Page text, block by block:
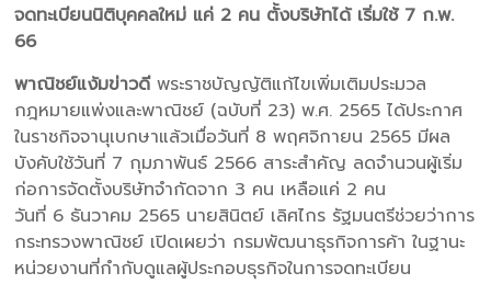
จดทะเบียนนิติบุคคลใหม่ แค่ 2 คน ตั้งบริษัทได้ เริ่มใช้ 7 ก.พ.
66
พาณิชย์แง้มข่าวดีพระราชบัญญัติแก้ไขเพิ่มเติมประมวล
กฎหมายแพ่งและพาณิชย์ (ฉบับที่ 23) พ.ศ. 2565 ได้ประกาศ
ในราชกิจจานุเบกษาแล้วเมื่อวันที่ 8 พฤศจิกายน 2565 มีผล
บังคับใช้วันที่ 7 กุมภาพันธ์ 2566 สาระสำคัญ ลดจำนวนผู้เริ่ม
ก่อการจัดตั้งบริษัทจำกัดจาก 3 คน เหลือแค่ 2 คน
วันที่ 6 ธันวาคม 2565 นายสินิตย์ เลิศไกร รัฐมนตรีช่วยว่าการ
กระทรวงพาณิชย์ เปิดเผยว่า กรมพัฒนาธุรกิจการค้า ในฐานะ
หน่วยงานที่กำกับดูแลผู้ประกอบธุรกิจในการจดทะเบียน